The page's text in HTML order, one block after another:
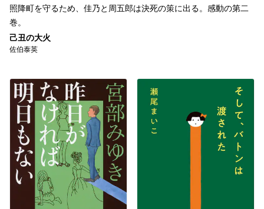
照降町を守るため、佳乃と周五郎は決死の策に出る。感動の第二
巻。
己丑の大火
佐伯泰英